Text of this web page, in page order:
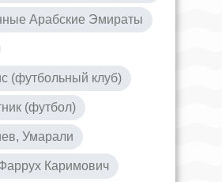
Арабские Эмираты
(футбольный клуб)
(футбол)
Умарали
Каримович